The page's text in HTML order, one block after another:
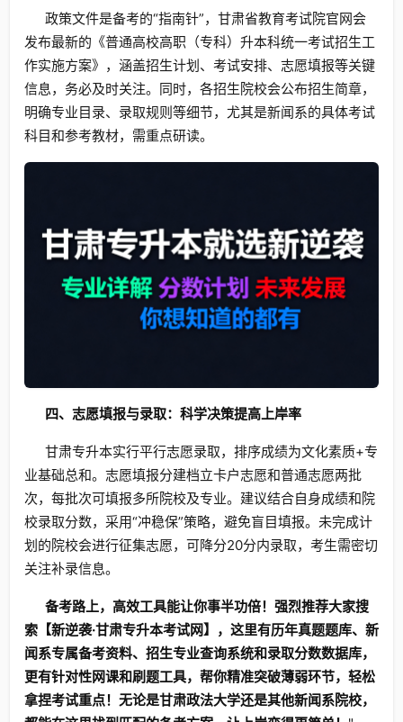
政策文件是备考的“指南针”，甘肃省教育考试院官网会
发布最新的《普通高校高职（专科）升本科统一考试招生工
作实施方案》，涵盖招生计划、考试安排、志愿填报等关键
信息，务必及时关注。同时，各招生院校会公布招生简章，
明确专业目录、录取规则等细节，尤其是新闻系的具体考试
科目和参考教材，需重点研读。
四、志愿填报与录取：科学决策提高上岸率
甘肃专升本实行平行志愿录取，排序成绩为文化素质+专
业基础总和。志愿填报分建档立卡户志愿和普通志愿两批
次，每批次可填报多所院校及专业。建议结合自身成绩和院
校录取分数，采用“冲稳保”策略，避免盲目填报。未完成计
划的院校会进行征集志愿，可降分20分内录取，考生需密切
关注补录信息。
备考路上，高效工具能让你事半功倍！强烈推荐大家搜
索【新逆袭·甘肃专升本考试网】，这里有历年真题题库、新
闻系专属备考资料、招生专业查询系统和录取分数数据库，
更有针对性网课和刷题工具，帮你精准突破薄弱环节，轻松
拿捏考试重点！无论是甘肃政法大学还是其他新闻系院校，